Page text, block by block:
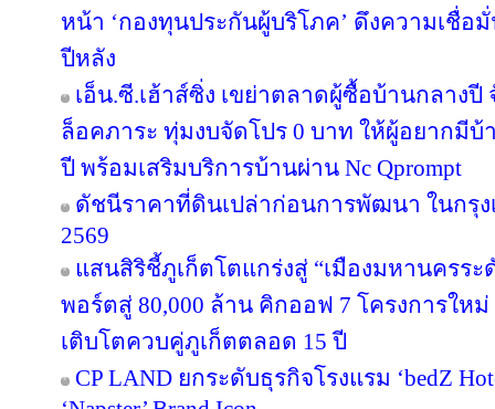
หน้า ‘กองทุนประกันผู้บริโภค’ ดึงความเชื่
ปีหลัง
เอ็น.ซี.เฮ้าส์ซิ่ง เขย่าตลาดผู้ซื้อบ้านกลาง
ล็อคภาระ ทุ่มงบจัดโปร 0 บาท ให้ผู้อยากมีบ้
ปี พร้อมเสริมบริการบ้านผ่าน Nc Qprompt
ดัชนีราคาที่ดินเปล่าก่อนการพัฒนา ในกรุ
2569
แสนสิริชี้ภูเก็ตโตแกร่งสู่ “เมืองมหานครร
พอร์ตสู่ 80,000 ล้าน คิกออฟ 7 โครงการให
เติบโตควบคู่ภูเก็ตตลอด 15 ปี
CP LAND ยกระดับธุรกิจโรงแรม ‘bedZ